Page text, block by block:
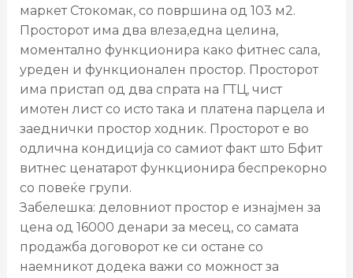
маркет Стокомак, со површина од 103 м2.
Просторот има два влеза,една целина,
моментално функционира како фитнес сала,
уреден и функционален простор. Просторот
има пристап од два спрата на ГТЦ, чист
имотен лист со исто така и платена парцела и
заеднички простор ходник. Просторот е во
одлична кондиција со самиот факт што Бфит
витнес ценатарот функционира беспрекорно
со повеќе групи.
Забелешка: деловниот простор е изнајмен за
цена од 16000 денари за месец, со самата
продажба договорот ке си остане со
наемникот додека важи со можност за